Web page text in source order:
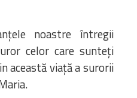
noastre întregii
celor care sunteți
această viață a surorii